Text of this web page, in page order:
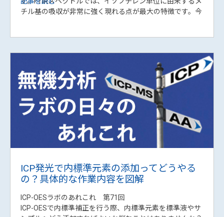
指す方はぜひご覧ください。
異物スペクトルの解析㉟ ブチルゴム
FTIR Blog 第58回
今回はブチルゴムをご紹介します。ブチルゴムはイソブチ
レンとイソプレンの共重合体で、合成ゴムの中でも際立っ
て高いガスバリア性を持つことから、自動車タイヤのイン
す。FTIRスペクトルでは、イソブチレン単位に由来するメ
チル基の吸収が非常に強く現れる点が最大の特徴です。今
もに、ブチルゴムを利用した製品についても触れていきま
す。
記事を読む